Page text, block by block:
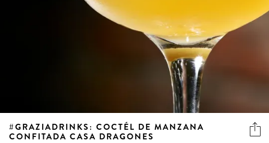
#GRAZIADRINKS: COCTÉL DE MANZANA
CONFITADA CASA DRAGONES